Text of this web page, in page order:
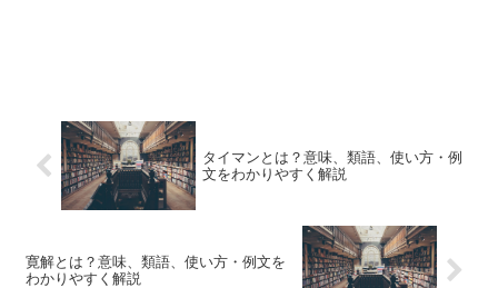
タイマンとは？意味、類語、使い方・例
文をわかりやすく解説
寛解とは？意味、類語、使い方・例文を
わかりやすく解説